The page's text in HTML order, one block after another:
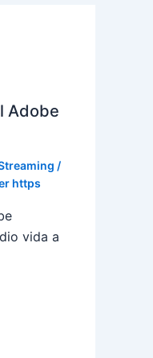
Adobe
/
https
vida a